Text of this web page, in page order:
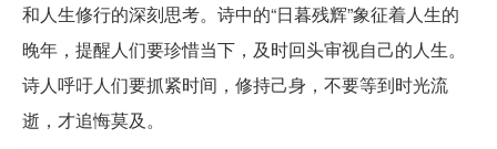
和人生修行的深刻思考。诗中的“日暮残辉”象征着人生的
晚年，提醒人们要珍惜当下，及时回头审视自己的人生。
诗人呼吁人们要抓紧时间，修持己身，不要等到时光流
逝，才追悔莫及。